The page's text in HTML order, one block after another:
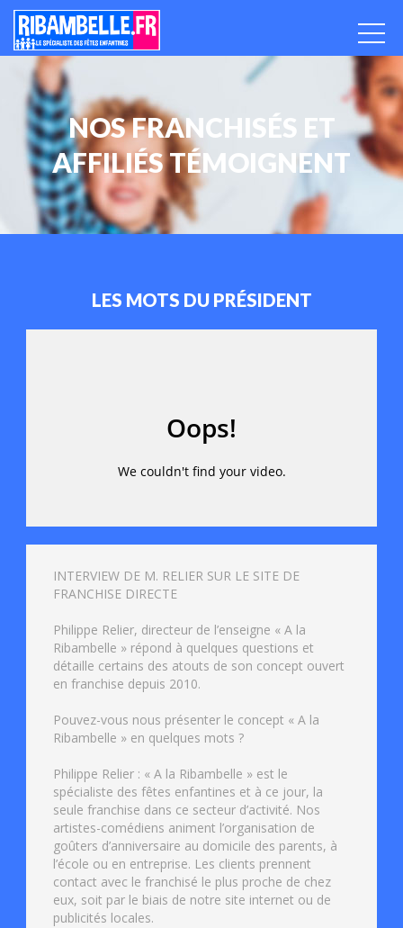
NOS FRANCHISÉS ET
AFFILIÉS TÉMOIGNENT
LES MOTS DU PRÉSIDENT
INTERVIEW DE M. RELIER SUR LE SITE DE
FRANCHISE DIRECTE
Philippe Relier, directeur de l’enseigne « A la
Ribambelle » répond à quelques questions et
détaille certains des atouts de son concept ouvert
en franchise depuis 2010.
Pouvez-vous nous présenter le concept « A la
Ribambelle » en quelques mots ?
Philippe Relier : « A la Ribambelle » est le
spécialiste des fêtes enfantines et à ce jour, la
seule franchise dans ce secteur d’activité. Nos
artistes-comédiens animent l’organisation de
goûters d’anniversaire au domicile des parents, à
l’école ou en entreprise. Les clients prennent
contact avec le franchisé le plus proche de chez
eux, soit par le biais de notre site internet ou de
publicités locales.